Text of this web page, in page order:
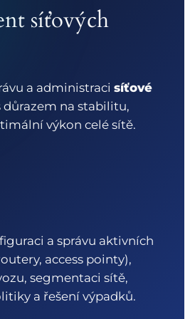
síťových
a administraci síťové
důrazem na stabilitu,
výkon celé sítě.
a správu aktivních
access pointy),
segmentaci sítě,
a řešení výpadků.